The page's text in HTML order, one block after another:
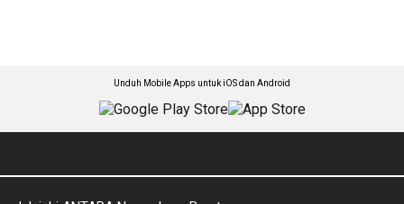
Unduh Mobile Apps untuk iOS dan Android